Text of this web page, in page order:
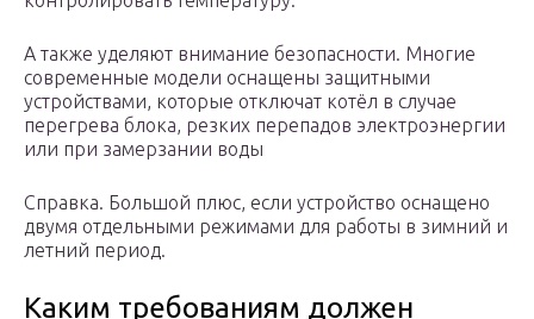
А также уделяют внимание безопасности. Многие
современные модели оснащены защитными
устройствами, которые отключат котёл в случае
перегрева блока, резких перепадов электроэнергии
или при замерзании воды
Справка. Большой плюс, если устройство оснащено
двумя отдельными режимами для работы в зимний и
летний период.
Каким требованиям должен